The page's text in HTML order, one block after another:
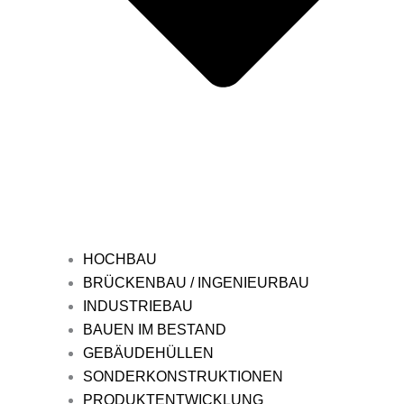
HOCHBAU
BRÜCKENBAU / INGENIEURBAU
INDUSTRIEBAU
BAUEN IM BESTAND
GEBÄUDEHÜLLEN
SONDERKONSTRUKTIONEN
PRODUKTENTWICKLUNG